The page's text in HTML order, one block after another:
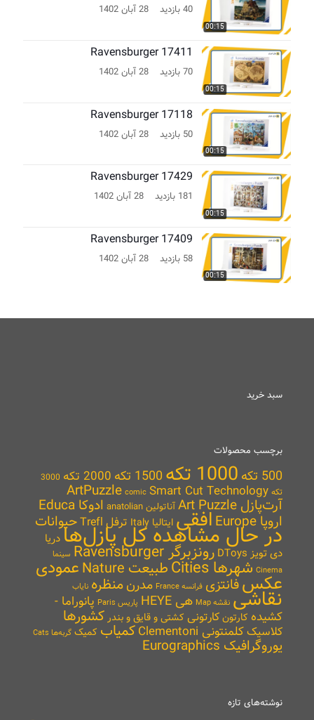
00:15
40 بازدید 28 آبان 1402
00:15
Ravensburger 17411
70 بازدید 28 آبان 1402
00:15
Ravensburger 17118
50 بازدید 28 آبان 1402
00:15
Ravensburger 17429
181 بازدید 28 آبان 1402
00:15
Ravensburger 17409
58 بازدید 28 آبان 1402
سبد خرید
برچسب محصولات
500 تکه 1000 تکه 1500 تکه 2000 تکه
3000
تکه
ArtPuzzle comic Smart Cut Technology
آرت‌پازل Art Puzzle آناتولین anatolian ادوکا Educa
اروپا Europe افقی ایتالیا Italy ترفل Trefl حیواناتدر حال مشاهده کل پازل‌هادریا
دی تویز DToys
رونزبرگر Ravensburger
سینما
Cinema شهرها Cities طبیعت Nature عمودی
عکسفانتزی فرانسه France مدرنمنظره نایاب نقاشی نقشه Map هی HEYE پاریس Paris
پانوراما -
کشیده کارتونکارتونی کشتی و قایق و بندرکشورها
کلاسیککلمنتونی Clementoni کمیاب کمیک گربه‌ها Cats
یوروگرافیک Eurographics
نوشته‌های تازه